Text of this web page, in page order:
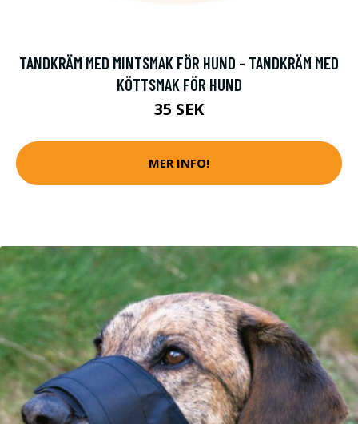
TANDKRÄM MED MINTSMAK FÖR HUND - TANDKRÄM MED
KÖTTSMAK FÖR HUND
35 SEK
MER INFO!